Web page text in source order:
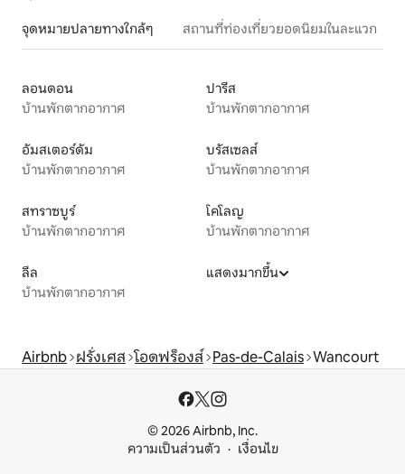
จุดหมายปลายทางใกล้ๆ สถานที่ท่องเที่ยวยอดนิยมในละแวก
ลอนดอน
บ้านพักตากอากาศ
ปารีส
บ้านพักตากอากาศ
อัมสเตอร์ดัม
บ้านพักตากอากาศ
บรัสเซลส์
บ้านพักตากอากาศ
สทราซบูร์
บ้านพักตากอากาศ
โคโลญ
บ้านพักตากอากาศ
ลีล
บ้านพักตากอากาศ
แสดงมากขึ้น
Airbnb ฝรั่งเศส โอดฟร็องส์ Pas-de-Calais Wancourt
© 2026 Airbnb, Inc.
ความเป็นส่วนตัว
เงื่อนไข